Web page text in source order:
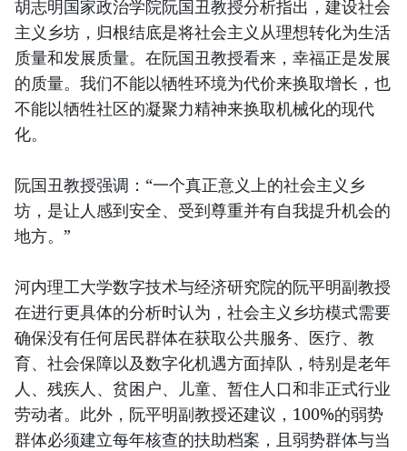
胡志明国家政治学院阮国丑教授分析指出，建设社会
主义乡坊，归根结底是将社会主义从理想转化为生活
质量和发展质量。在阮国丑教授看来，幸福正是发展
的质量。我们不能以牺牲环境为代价来换取增长，也
不能以牺牲社区的凝聚力精神来换取机械化的现代
化。
阮国丑教授强调：“一个真正意义上的社会主义乡
坊，是让人感到安全、受到尊重并有自我提升机会的
地方。”
河内理工大学数字技术与经济研究院的阮平明副教授
在进行更具体的分析时认为，社会主义乡坊模式需要
确保没有任何居民群体在获取公共服务、医疗、教
育、社会保障以及数字化机遇方面掉队，特别是老年
人、残疾人、贫困户、儿童、暂住人口和非正式行业
劳动者。此外，阮平明副教授还建议，100%的弱势
群体必须建立每年核查的扶助档案，且弱势群体与当